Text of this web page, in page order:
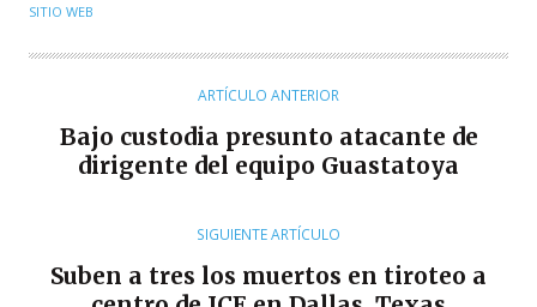
U
O
SITIO WEB
ARTÍCULO ANTERIOR
Bajo custodia presunto atacante de
dirigente del equipo Guastatoya
SIGUIENTE ARTÍCULO
Suben a tres los muertos en tiroteo a